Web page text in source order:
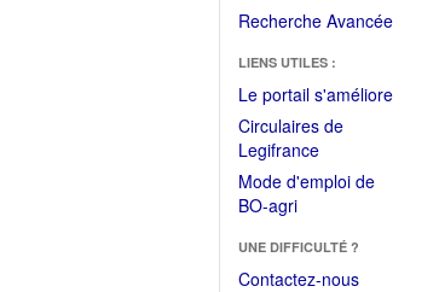
Recherche Avancée
LIENS UTILES :
Le portail s'améliore(Fichier
Circulaires de
Legifrance(Ouvrir
dans
une
fenêtre)
Mode d'emploi de
BO-agri(Ouvrir
une
nouvelle
UNE DIFFICULTÉ ?
Contactez-nous